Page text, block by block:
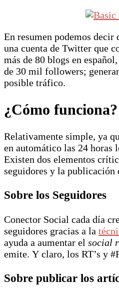
En resumen podemos decir
una cuenta de Twitter que
más de 80 blogs en
de 30 mil followers;
posible tráfico.
¿Cómo funciona?
Relativamente simple, ya
en automático las 24 horas
Existen dos elementos
seguidores y la publicación
Sobre los Seguidores
Conector Social cada día
seguidores gracias a la
ayuda a aumentar el social
emite. Y claro, los RT’s y
Sobre publicar los